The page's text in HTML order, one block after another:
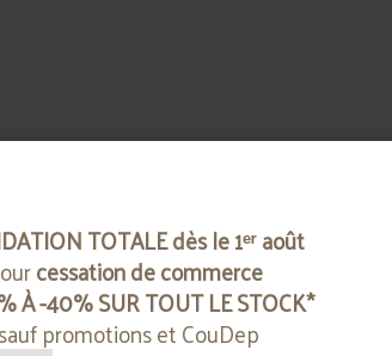
TOTALE dès le 1ᵉʳ août
cessation de commerce
À -40% SUR TOUT LE STOCK*
promotions et CouDep